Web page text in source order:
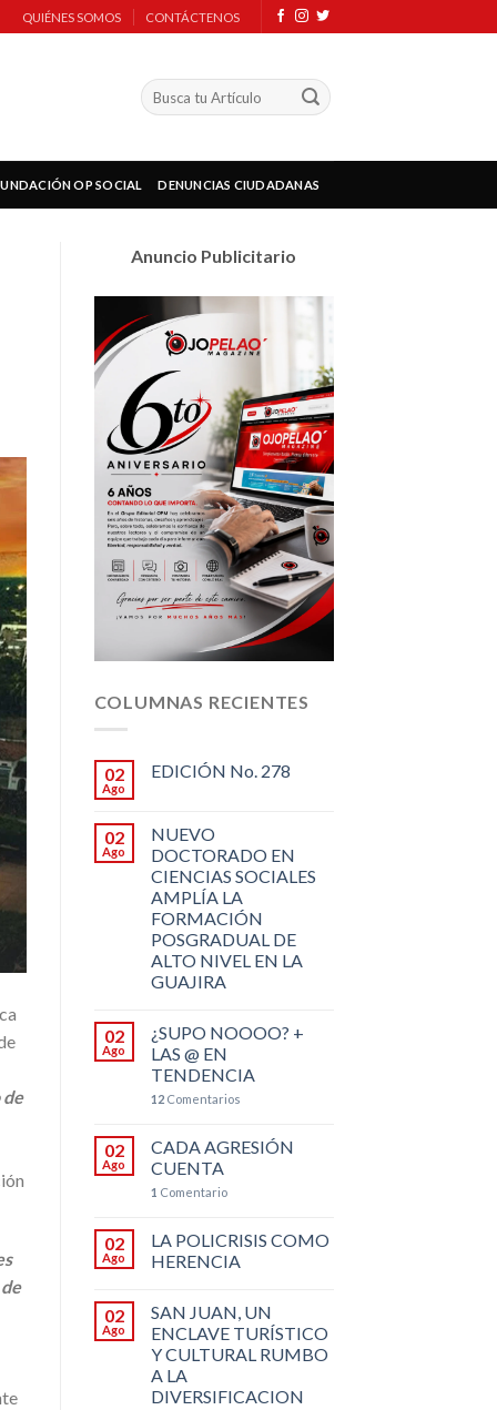
QUIÉNES SOMOS CONTÁCTENOS
OP SOCIAL DENUNCIAS CIUDADANAS
de
Anuncio Publicitario
COLUMNAS RECIENTES
02
Ago
EDICIÓN No. 278
02
Ago
NUEVO
DOCTORADO EN
CIENCIAS SOCIALES
AMPLÍA LA
FORMACIÓN
POSGRADUAL DE
ALTO NIVEL EN LA
GUAJIRA
02
Ago
¿SUPO NOOOO? +
LAS @ EN
TENDENCIA
12Comentarios
02
Ago
CADA AGRESIÓN
CUENTA
1 Comentario
02
Ago
LA POLICRISIS COMO
HERENCIA
02
Ago
SAN JUAN, UN
ENCLAVE TURÍSTICO
Y CULTURAL RUMBO
A LA
DIVERSIFICACION